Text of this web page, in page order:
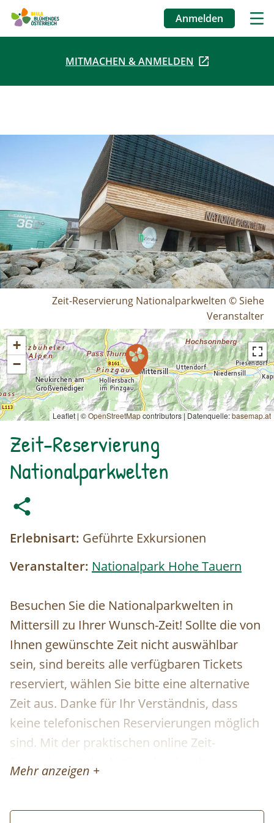
Direkt
Benutzermenü
Anmelden
MITMACHEN & ANMELDEN
Zeit-Reservierung Nationalparkwelten © Siehe
Veranstalter
+
−
Leaflet | ©OpenStreetMapcontributors | Datenquelle:basemap.at
Zeit-Reservierung
Nationalparkwelten
Erlebnisart: Geführte Exkursionen
Veranstalter: Nationalpark Hohe Tauern
Besuchen Sie die Nationalparkwelten in
Mittersill zu Ihrer Wunsch-Zeit! Sollte die von
Ihnen gewünschte Zeit nicht auswählbar
sein, sind bereits alle verfügbaren Tickets
reserviert, wählen Sie bitte eine alternative
Zeit aus. Danke für Ihr Verständnis, dass
keine telefonischen Reservierungen möglich
sind. Mit der praktischen online Zeit-
Reservierung der Nationalparkwelten
profitieren Sie von einem garantierten
Mehr anzeigen +